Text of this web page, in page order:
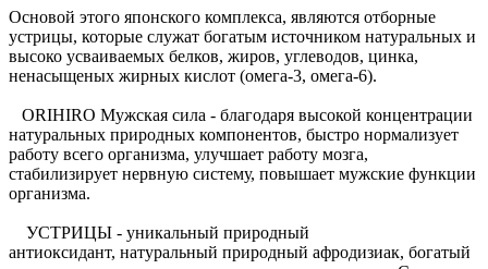
Основой этого японского комплекса, являются отборные
устрицы, которые служат богатым источником натуральных и
высоко усваиваемых белков, жиров, углеводов, цинка,
ненасыщеных жирных кислот (омега-3, омега-6).
ORIHIRO Мужская сила - благодаря высокой концентрации
натуральных природных компонентов, быстро нормализует
работу всего организма, улучшает работу мозга,
стабилизирует нервную систему, повышает мужские функции
организма.
УСТРИЦЫ - уникальный природный
антиоксидант, натуральный природный афродизиак, богатый